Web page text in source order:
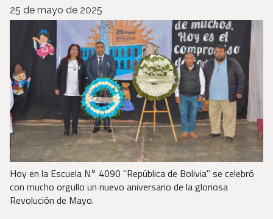
25 de mayo de 2025
Hoy en la Escuela N° 4090 "República de Bolivia" se celebró
con mucho orgullo un nuevo aniversario de la gloriosa
Revolución de Mayo.